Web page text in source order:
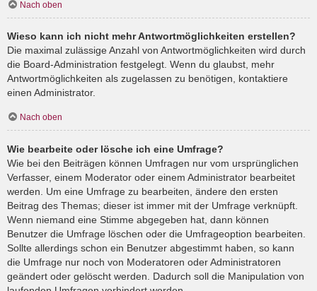
Nach oben
Wieso kann ich nicht mehr Antwortmöglichkeiten erstellen?
Die maximal zulässige Anzahl von Antwortmöglichkeiten wird durch
die Board-Administration festgelegt. Wenn du glaubst, mehr
Antwortmöglichkeiten als zugelassen zu benötigen, kontaktiere
einen Administrator.
Nach oben
Wie bearbeite oder lösche ich eine Umfrage?
Wie bei den Beiträgen können Umfragen nur vom ursprünglichen
Verfasser, einem Moderator oder einem Administrator bearbeitet
werden. Um eine Umfrage zu bearbeiten, ändere den ersten
Beitrag des Themas; dieser ist immer mit der Umfrage verknüpft.
Wenn niemand eine Stimme abgegeben hat, dann können
Benutzer die Umfrage löschen oder die Umfrageoption bearbeiten.
Sollte allerdings schon ein Benutzer abgestimmt haben, so kann
die Umfrage nur noch von Moderatoren oder Administratoren
geändert oder gelöscht werden. Dadurch soll die Manipulation von